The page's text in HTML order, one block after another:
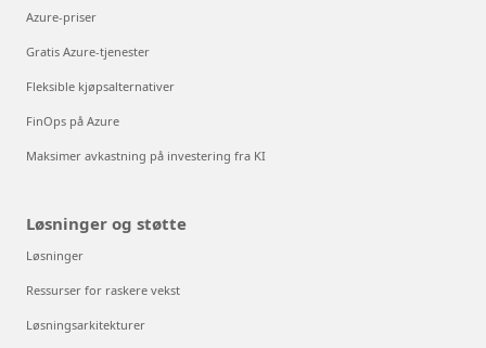
Azure-priser
Gratis Azure-tjenester
Fleksible kjøpsalternativer
FinOps på Azure
Maksimer avkastning på investering fra KI
Løsninger og støtte
Løsninger
Ressurser for raskere vekst
Løsningsarkitekturer